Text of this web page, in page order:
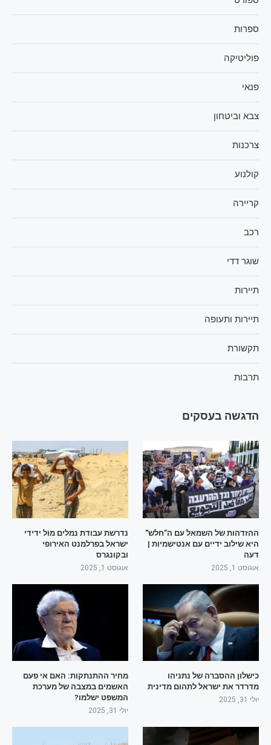
ספרות
פוליטיקה
פנאי
צבא וביטחון
צרכנות
קולנוע
קריירה
רכב
שוגר דדי
תיירות
תיירות ותעופה
תקשורת
תרבות
הדגשה בעסקים
ההזדהות של השמאל עם ה"חלש"
היא שילוב ידיים עם אנטישמיות |
דעה
אוגוסט 1, 2025
נדרשת עבודת נמלים מול ידידי
ישראל בפרלמנט האירופי
ובקונגרס
אוגוסט 1, 2025
כישלון ההסברה של נתניהו
מדרדר את ישראל לתהום מדינית
יולי 31, 2025
מחיר ההתנתקות: האם אי פעם
האשמים במצבה של מערכת
המשפט ישלמו?
יולי 31, 2025